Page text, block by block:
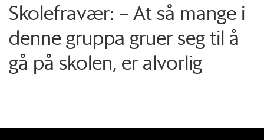
Skolefravær: – At så mange i
denne gruppa gruer seg til å
gå på skolen, er alvorlig